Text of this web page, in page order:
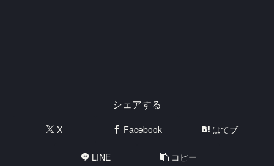
シェアする
X Facebook はてブ
LINE コピー